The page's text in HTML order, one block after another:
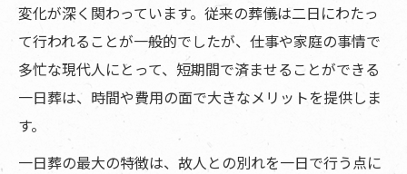
変化が深く関わっています。従来の葬儀は二日にわたっ
て行われることが一般的でしたが、仕事や家庭の事情で
多忙な現代人にとって、短期間で済ませることができる
一日葬は、時間や費用の面で大きなメリットを提供しま
す。
一日葬の最大の特徴は、故人との別れを一日で行う点に